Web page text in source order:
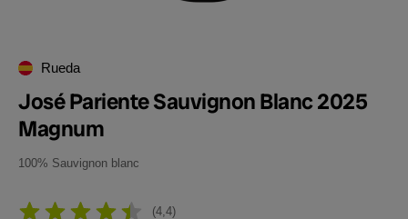
Rueda
José Pariente Sauvignon Blanc 2025
Magnum
100% Sauvignon blanc
4,4